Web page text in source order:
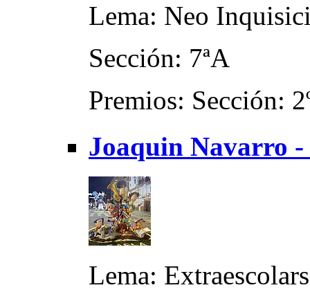
Lema: Neo
Sección: 7ªA
Premios: Sección:
Joaquin Navarro
Lema: Extraescolars